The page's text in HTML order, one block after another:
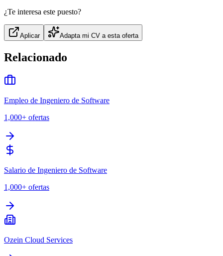
¿Te interesa este puesto?
Aplicar Adapta mi CV a esta oferta
Relacionado
Empleo de Ingeniero de Software
1,000+ ofertas
Salario de Ingeniero de Software
1,000+ ofertas
Ozein Cloud Services